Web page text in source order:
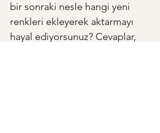
bir sonraki nesle hangi yeni
renkleri ekleyerek aktarmayı
hayal ediyorsunuz? Cevaplar,